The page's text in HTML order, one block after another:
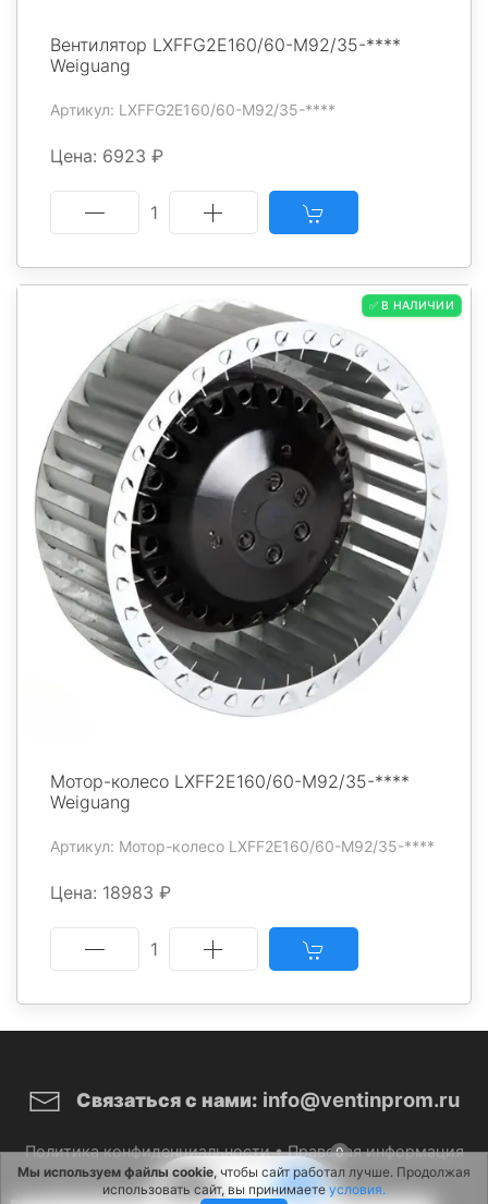
0
Вентилятор LXFFG2E160/60-M92/35-****
Weiguang
Артикул: LXFFG2E160/60-M92/35-****
Цена: 6923 ₽
1
✅ В НАЛИЧИИ
Мотор-колесо LXFF2E160/60-M92/35-****
Weiguang
Артикул: Мотор-колесо LXFF2E160/60-M92/35-****
Цена: 18983 ₽
1
Связаться с нами: info@ventinprom.ru
Политика конфиденциальности•Правовая информация
© 2026 ВентИнПром. Все права защищены.
Мы используем файлы cookie, чтобы сайт работал лучше. Продолжая
использовать сайт, вы принимаете условия.